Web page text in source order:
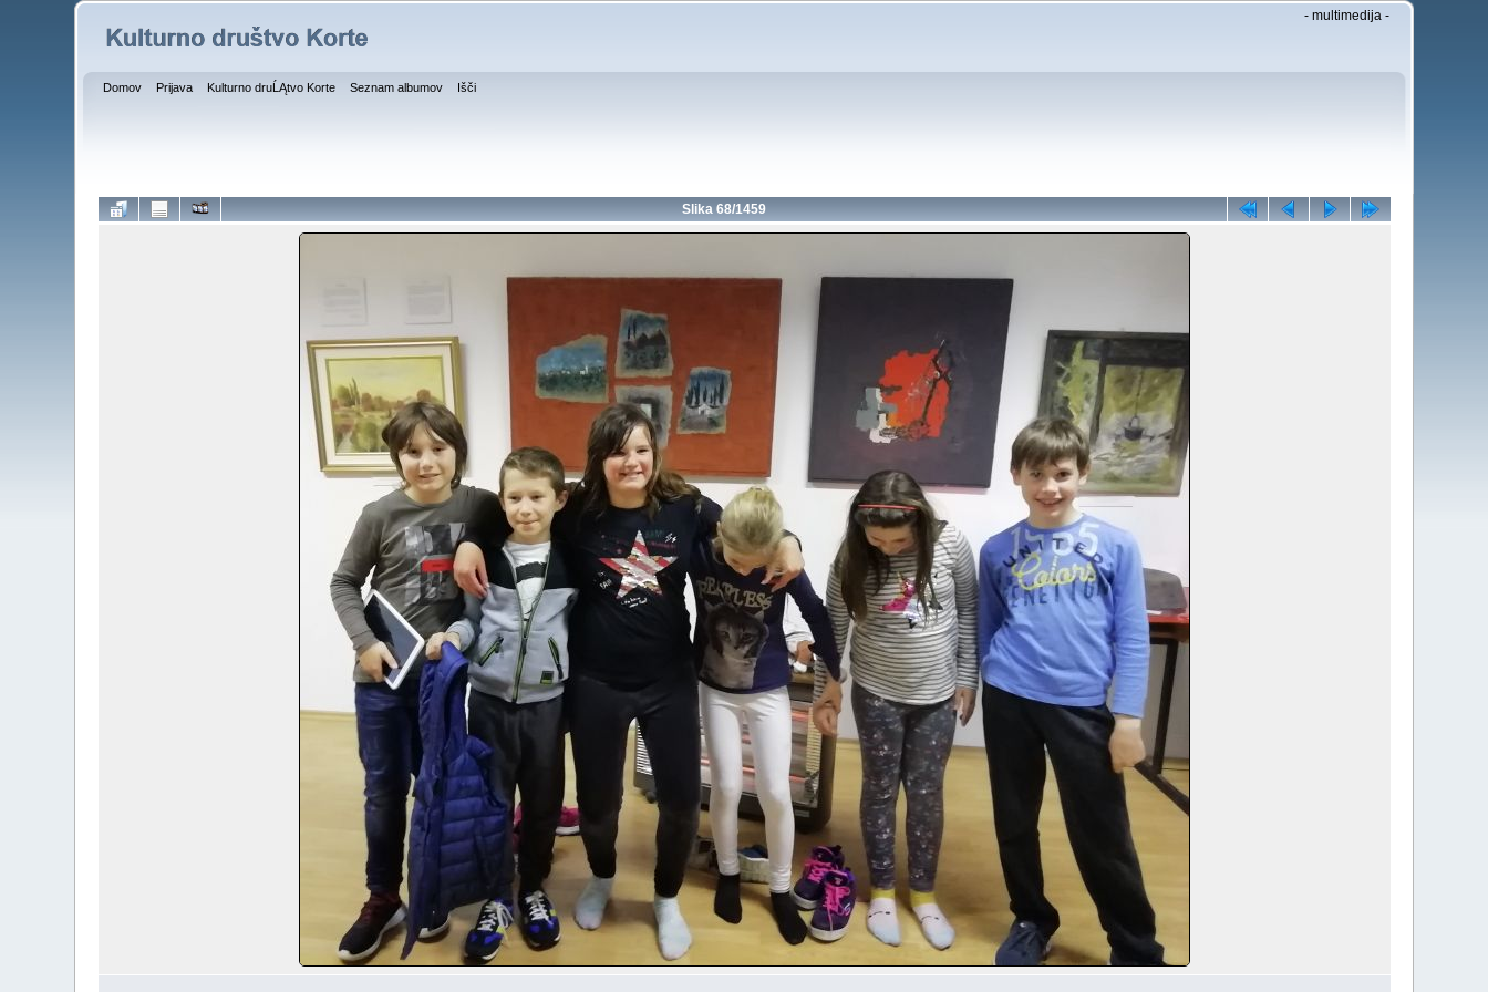
- multimedija -
Domov Prijava Kulturno druĹĄtvo Korte Seznam albumov Išči
Slika 68/1459